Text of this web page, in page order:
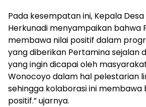
Pada kesempatan ini, Kepala
Herkunadi menyampaikan bahwa
membawa nilai positif dalam
yang diberikan Pertamina sejalan
yang ingin dicapai oleh
Wonocoyo dalam hal pelestarian
sehingga kolaborasi ini membawa
positif.” ujarnya.